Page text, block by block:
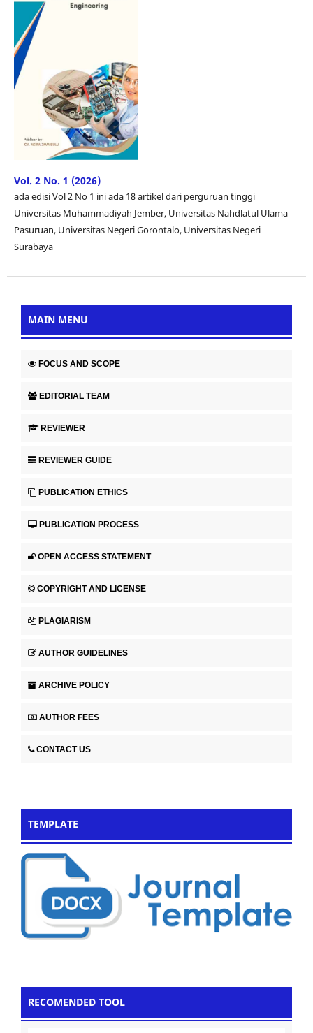
Vol. 2 No. 1 (2026)
ada edisi Vol 2 No 1 ini ada 18 artikel dari perguruan tinggi
Universitas Muhammadiyah Jember, Universitas Nahdlatul Ulama
Pasuruan, Universitas Negeri Gorontalo, Universitas Negeri
Surabaya
MAIN MENU
FOCUS AND SCOPE
EDITORIAL TEAM
REVIEWER
REVIEWER GUIDE
PUBLICATION ETHICS
PUBLICATION PROCESS
OPEN ACCESS STATEMENT
COPYRIGHT AND LICENSE
PLAGIARISM
AUTHOR GUIDELINES
ARCHIVE POLICY
AUTHOR FEES
CONTACT US
TEMPLATE
RECOMENDED TOOL